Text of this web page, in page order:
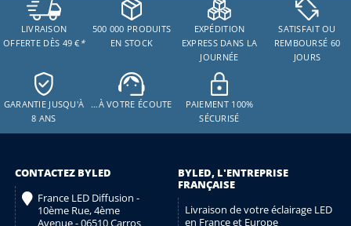
LIVRAISON
OFFERTE DÈS 49 € *
500 000 PRODUITS
EN STOCK
EXPÉDITION
EXPRESS DANS LA
JOURNÉE
SATISFAIT OU
REMBOURSÉ 60
JOURS
GARANTIE JUSQU'À
8 ANS
…À VOTRE ÉCOUTE
PAIEMENT 100%
SÉCURISÉ
CONTACTEZ BYLED
France LED Diffusion -
10ème Rue, 4ème
Avenue - 06510 Carros
BYLED, L'ENTREPRISE
FRANÇAISE
Livraison de votre éclairage LED
en France et Europe